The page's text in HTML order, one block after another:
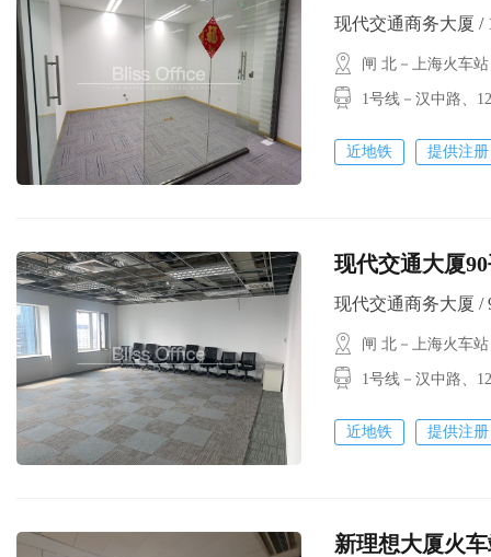
现代交通商务大厦 /
闸 北－上海火车站
1号线－汉中路
近地铁 提供注册
现代交通大厦
现代交通商务大厦 /
闸 北－上海火车站
1号线－汉中路、
近地铁 提供注册
新理想大厦火车